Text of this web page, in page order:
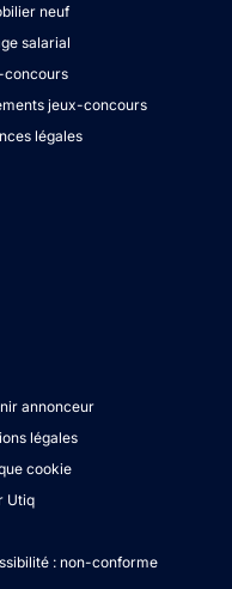
neuf
salarial
jeux-concours
légales
annonceur
légales
cookie
Utiq
: non-conforme